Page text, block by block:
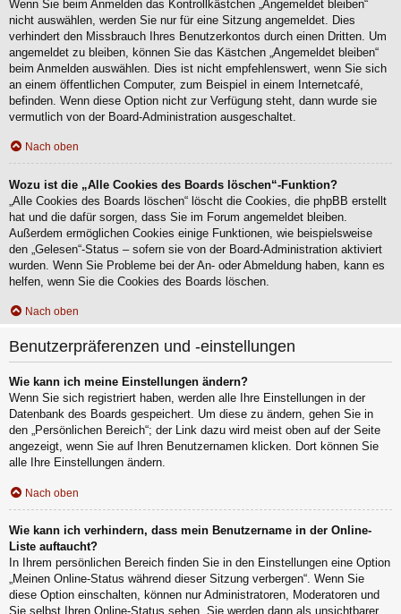
Wenn Sie beim Anmelden das Kontrollkästchen „Angemeldet bleiben“
nicht auswählen, werden Sie nur für eine Sitzung angemeldet. Dies
verhindert den Missbrauch Ihres Benutzerkontos durch einen Dritten. Um
angemeldet zu bleiben, können Sie das Kästchen „Angemeldet bleiben“
beim Anmelden auswählen. Dies ist nicht empfehlenswert, wenn Sie sich
an einem öffentlichen Computer, zum Beispiel in einem Internetcafé,
befinden. Wenn diese Option nicht zur Verfügung steht, dann wurde sie
vermutlich von der Board-Administration ausgeschaltet.
Nach oben
Wozu ist die „Alle Cookies des Boards löschen“-Funktion?
„Alle Cookies des Boards löschen“ löscht die Cookies, die phpBB erstellt
hat und die dafür sorgen, dass Sie im Forum angemeldet bleiben.
Außerdem ermöglichen Cookies einige Funktionen, wie beispielsweise
den „Gelesen“-Status – sofern sie von der Board-Administration aktiviert
wurden. Wenn Sie Probleme bei der An- oder Abmeldung haben, kann es
helfen, wenn Sie die Cookies des Boards löschen.
Nach oben
Benutzerpräferenzen und -einstellungen
Wie kann ich meine Einstellungen ändern?
Wenn Sie sich registriert haben, werden alle Ihre Einstellungen in der
Datenbank des Boards gespeichert. Um diese zu ändern, gehen Sie in
den „Persönlichen Bereich“; der Link dazu wird meist oben auf der Seite
angezeigt, wenn Sie auf Ihren Benutzernamen klicken. Dort können Sie
alle Ihre Einstellungen ändern.
Nach oben
Wie kann ich verhindern, dass mein Benutzername in der Online-
Liste auftaucht?
In Ihrem persönlichen Bereich finden Sie in den Einstellungen eine Option
„Meinen Online-Status während dieser Sitzung verbergen“. Wenn Sie
diese Option einschalten, können nur Administratoren, Moderatoren und
Sie selbst Ihren Online-Status sehen. Sie werden dann als unsichtbarer